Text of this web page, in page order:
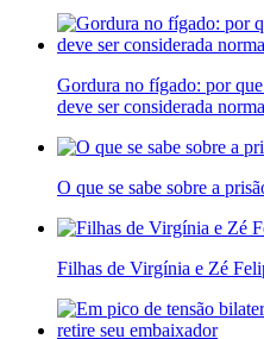
Gordura no fígado: por
deve ser considerada
O que se sabe sobre a
Filhas de Virgínia e Zé